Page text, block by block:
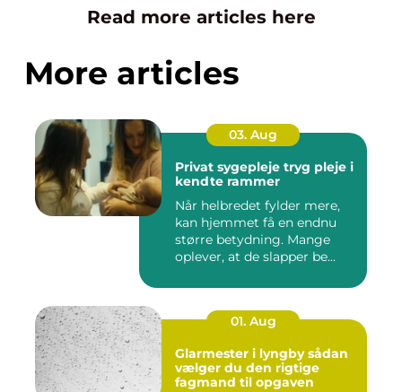
Read more articles here
More articles
03. Aug
Privat sygepleje tryg pleje i
kendte rammer
Når helbredet fylder mere,
kan hjemmet få en endnu
større betydning. Mange
oplever, at de slapper be...
01. Aug
Glarmester i lyngby sådan
vælger du den rigtige
fagmand til opgaven